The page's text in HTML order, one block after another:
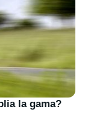
la gama?